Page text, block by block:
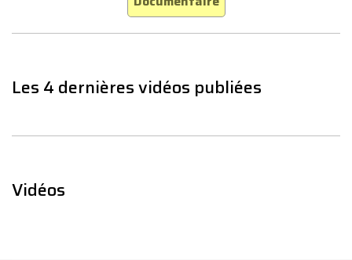
Les 4 dernières vidéos publiées
Vidéos